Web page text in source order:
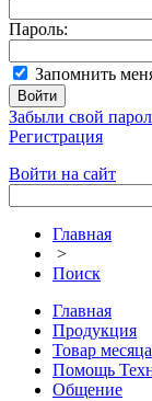
Пароль:
Запомнить
Забыли свой
Регистрация
Войти на сайт
Главная
>
Поиск
Главная
Продукция
Товар месяца
Помощь
Общение